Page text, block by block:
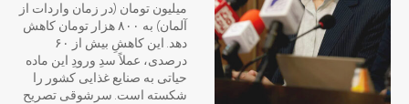
میلیون تومان (در زمان واردات از
آلمان) به ۸۰۰ هزار تومان کاهش
دهد. این کاهشِ بیش از ۶۰
درصدی، عملاً سدِ ورودِ این ماده
حیاتی به صنایع غذایی کشور را
شکسته است. سرشوقی تصریح